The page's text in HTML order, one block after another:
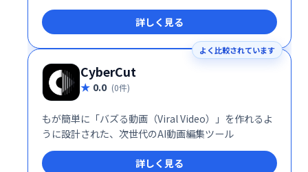
詳しく見る
よく比較されています
CyberCut
0.0 (0件)
もが簡単に「バズる動画（Viral Video）」を作れるよ
うに設計された、次世代のAI動画編集ツール
詳しく見る